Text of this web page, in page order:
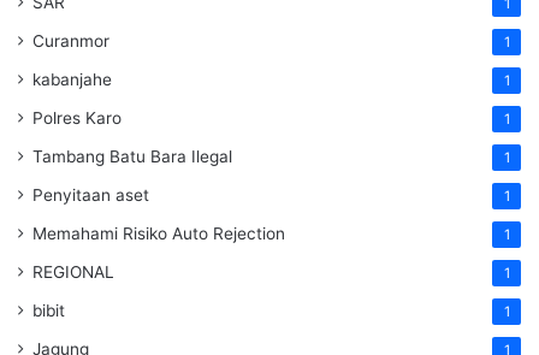
1
Curanmor 1
kabanjahe 1
Polres Karo 1
Tambang Batu Bara Ilegal 1
Penyitaan aset 1
Memahami Risiko Auto Rejection 1
REGIONAL 1
bibit 1
Jagung 1